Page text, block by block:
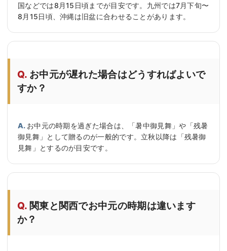
国などでは8月15日頃までが目安です。九州では7月下旬〜
8月15日頃、沖縄は旧盆に合わせることがあります。
お中元が遅れた場合はどうすればよいで
すか？
お中元の時期を過ぎた場合は、「暑中御見舞」や「残暑
御見舞」として贈るのが一般的です。立秋以降は「残暑御
見舞」とするのが目安です。
関東と関西でお中元の時期は違います
か？